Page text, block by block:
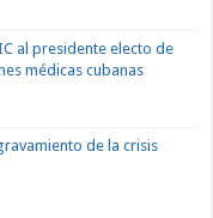
al presidente electo de
médicas cubanas
de la crisis